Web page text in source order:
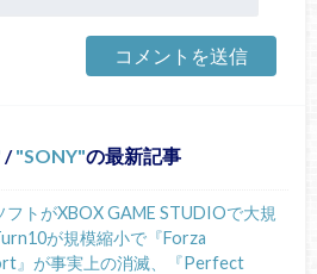
/ SONY の最新記事
フトがXBOX GAME STUDIOで大規
が規模縮小で『Forza
』が事実上の消滅、『Perfect